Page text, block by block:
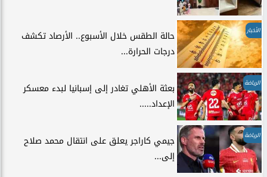
الأخبار
حالة الطقس خلال الأسبوع.. الأرصاد تكشف
درجات الحرارة...
الرياضة
بعثة الأهلي تغادر إلى إسبانيا لبدء معسكر
الإعداد.....
الرياضة
جيمي كاراجر يعلق على انتقال محمد صلاح
إلى...